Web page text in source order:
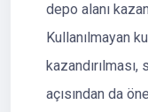
depo alanı
Kullanılmayan
açısından da